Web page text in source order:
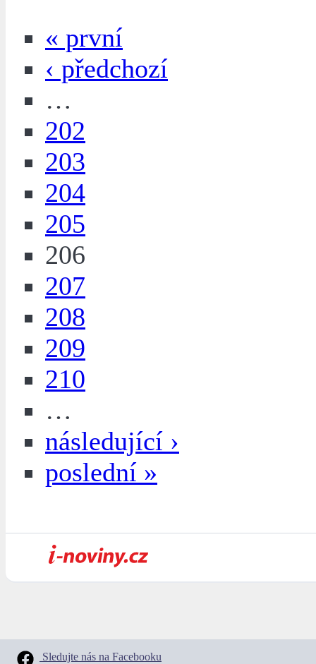
« první
‹ předchozí
…
202
203
204
205
206
207
208
209
210
…
následující ›
poslední »
Sledujte nás na Facebooku